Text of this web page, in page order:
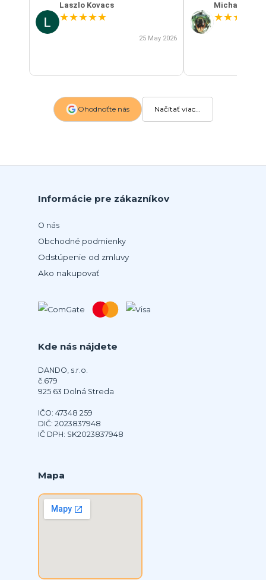
Laszlo Kovacs
★★★★★
25 May 2026
Michal Szabo
★★★
Ohodnoťte nás Načítať viac...
Informácie pre zákazníkov
O nás
Obchodné podmienky
Odstúpenie od zmluvy
Ako nakupovať
Kde nás nájdete
DANDO, s.r.o.
č.679
925 63 Dolná Streda
IČO: 47348 259
DIČ: 2023837948
IČ DPH: SK2023837948
Mapa